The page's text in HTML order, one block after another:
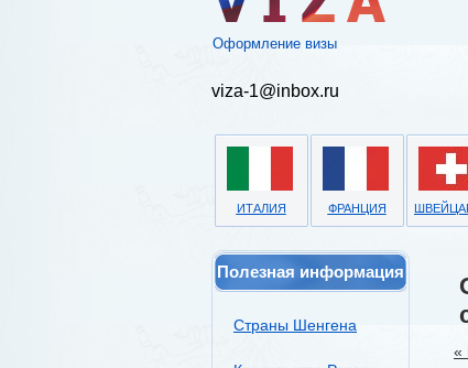
Оформление визы
viza-1@inbox.ru
ИТАЛИЯ ФРАНЦИЯ
Полезная информация
Страны Шенгена
«